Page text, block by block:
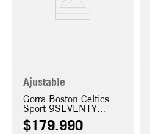
Ajustable
Gorra Boston Celtics
Sport 9SEVENTY
Stretch Snap
$179.990